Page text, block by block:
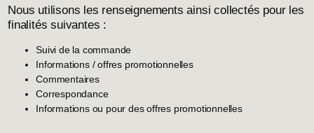
Nous utilisons les renseignements ainsi collectés pour les
finalités suivantes :
Suivi de la commande
Informations / offres promotionnelles
Commentaires
Correspondance
Informations ou pour des offres promotionnelles